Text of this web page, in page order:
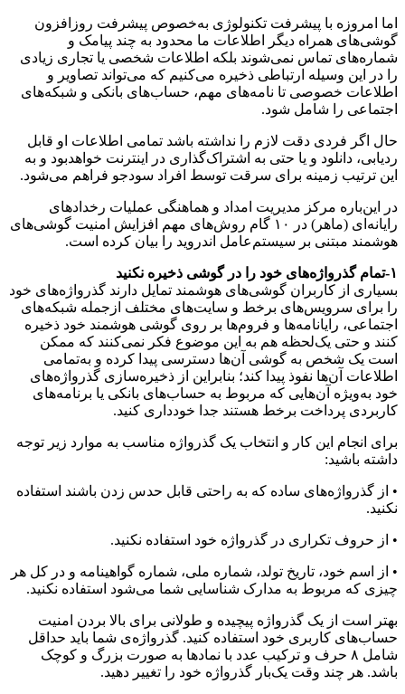
اما امروزه با پیشرفت تکنولوژی به‌خصوص پیشرفت روزافزون
گوشی‌های همراه دیگر اطلاعات ما محدود به چند پیامک و
شماره‌های تماس نمی‌شوند بلکه اطلاعات شخصی یا تجاری زیادی
را در این وسیله ارتباطی ذخیره می‌کنیم که می‌تواند تصاویر و
اطلاعات خصوصی تا نامه‌های مهم، حساب‌های بانکی و شبکه‌های
اجتماعی را شامل شود.
حال اگر فردی دقت لازم را نداشته باشد تمامی اطلاعات او قابل‌
ردیابی، دانلود و یا حتی به اشتراک‌گذاری در اینترنت خواهدبود و به
این ترتیب زمینه برای سرقت توسط افراد سودجو فراهم می‌شود.
در این‌باره مرکز مدیریت امداد و هماهنگی عملیات رخدادهای
رایانه‌ای (ماهر) در ۱۰ گام روش‌های مهم افزایش امنیت گوشی‌های
هوشمند مبتنی بر سیستم‌عامل اندروید را بیان کرده است.
۱-تمام گذرواژه‌های خود را در گوشی ذخیره نکنید
بسیاری از کاربران گوشی‌های هوشمند تمایل دارند گذرواژه‌های خود
را برای سرویس‌های برخط و سایت‌های مختلف ازجمله شبکه‌های
اجتماعی، رایانامه‌ها و فروم‌ها بر روی گوشی هوشمند خود ذخیره
کنند و حتی یک‌لحظه هم به این موضوع فکر نمی‌کنند که ممکن
است یک شخص به گوشی آن‌ها دسترسی پیدا کرده و به‌تمامی
اطلاعات آن‌ها نفوذ پیدا کند؛ بنابراین از ذخیره‌سازی گذرواژه‌های
خود به‌ویژه آن‌هایی که مربوط به ‌حساب‌های بانکی یا برنامه‌های
کاربردی پرداخت برخط هستند جدا خودداری کنید.
برای انجام این کار و انتخاب یک گذرواژه مناسب به موارد زیر توجه
داشته باشید:
• از گذرواژه‌های ساده که به راحتی قابل حدس زدن باشند استفاده
نکنید.
• از حروف تکراری در گذرواژه خود استفاده نکنید.
• از اسم خود، تاریخ تولد، شماره ملی، شماره گواهینامه و در کل هر
چیزی که مربوط به مدارک شناسایی شما می‌شود استفاده نکنید.
بهتر است از یک گذرواژه پیچیده و طولانی برای بالا بردن امنیت
حساب‌های کاربری خود استفاده کنید. گذرواژه‌ی شما باید حداقل
شامل ۸ حرف و ترکیب عدد با نمادها به صورت بزرگ و کوچک
باشد. هر چند وقت یک‌بار گذرواژه خود را تغییر دهید.